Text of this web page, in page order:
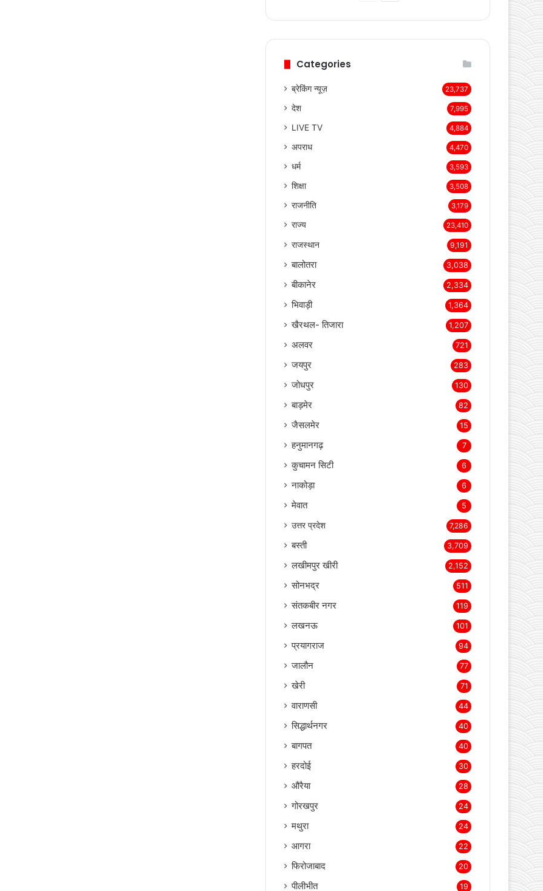
लगेगा विशाल निशुल्क हड्डी
रोग जांच एवं परामर्श शिविर
Categories
ब्रेकिंग न्यूज़ 23,737
देश 7,995
LIVE TV 4,884
अपराध 4,470
धर्म 3,593
शिक्षा 3,508
राजनीति 3,179
राज्य 23,410
राजस्थान 9,191
बालोतरा 3,038
बीकानेर 2,334
भिवाड़ी 1,364
खैरथल- तिजारा 1,207
अलवर 721
जयपुर 283
जोधपुर 130
बाड़मेर 82
जैसलमेर 15
हनुमानगढ़ 7
कुचामन सिटी 6
नाकोड़ा 6
मेवात 5
उत्तर प्रदेश 7,286
बस्ती 3,709
लखीमपुर खीरी 2,152
सोनभद्र 511
संतकबीर नगर 119
लखनऊ 101
प्रयागराज 94
जालौन 77
खेरी 71
वाराणसी 44
सिद्धार्थनगर 40
बागपत 40
हरदोई 30
औरैया 28
गोरखपुर 24